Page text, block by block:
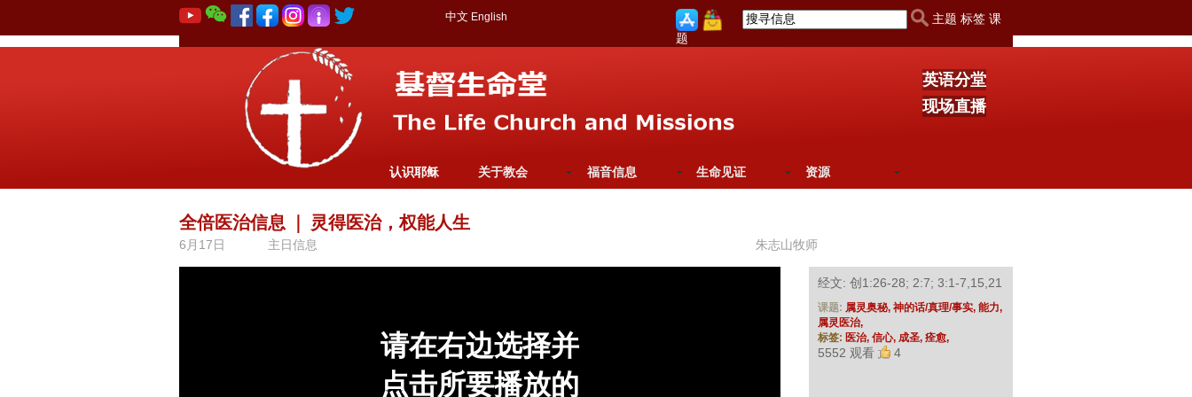
中文 English
主题 标签 课
题
英语分堂
现场直播
认识耶稣 关于教会 福音信息 生命见证 资源
全倍医治信息 灵得医治，权能人生
6月17日 主日信息 朱志山牧师
经文: 创1:26-28; 2:7; 3:1-7,15,21
课题: 属灵奥秘, 神的话/真理/事实, 能力,
属灵医治,
标签: 医治, 信心, 成圣, 痊愈,
5552 观看 4